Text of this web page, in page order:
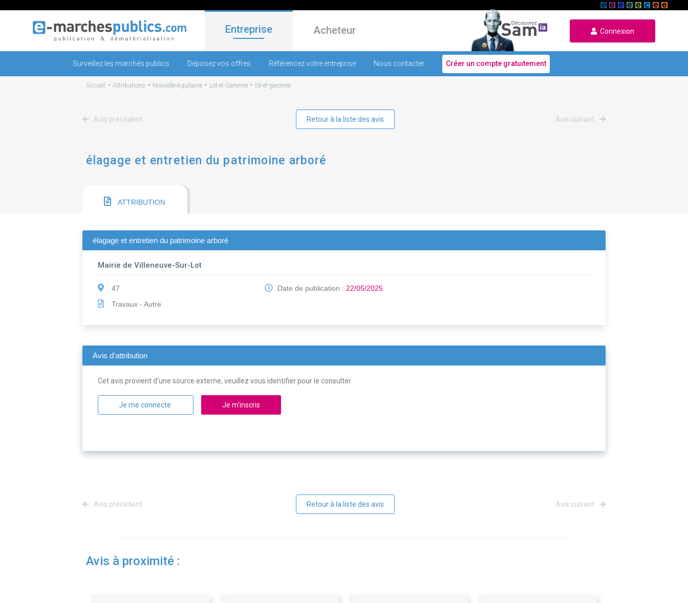
Entreprise Acheteur Connexion
Surveillez les marchés publics Déposez vos offres Référencez votre entreprise Nous contacter Créer un compte gratuitement
Accueil - Attributions - Nouvelle-Aquitaine - Lot-et-Garonne - lot-et-garonne
Avis précédent Retour à la liste des avis Avis suivant
élagage et entretien du patrimoine arboré
ATTRIBUTION
élagage et entretien du patrimoine arboré
Mairie de Villeneuve-Sur-Lot
47
Travaux - Autre
Date de publication :22/05/2025
Avis d'attribution
Cet avis provient d'une source externe, veuillez vous identifier pour le consulter.
Je me connecte Je m'inscris
Avis précédent Retour à la liste des avis Avis suivant
Avis à proximité :